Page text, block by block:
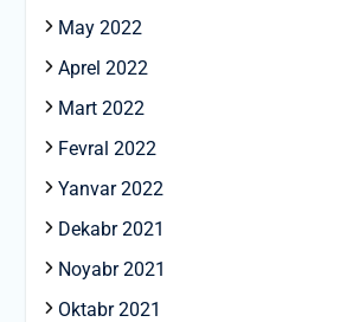
May 2022
Aprel 2022
Mart 2022
Fevral 2022
Yanvar 2022
Dekabr 2021
Noyabr 2021
Oktabr 2021